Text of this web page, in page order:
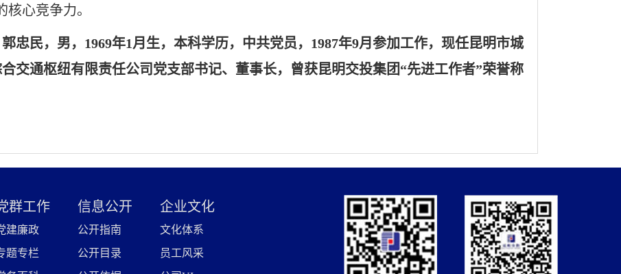
核心竞争力。
郭忠民，男，1969年1月生，本科学历，中共党员，1987年9月参加工作，现任昆明市城
交通枢纽有限责任公司党支部书记、董事长，曾获昆明交投集团“先进工作者”荣誉称
群工作
建廉政
题专栏
信息公开
公开指南
公开目录
企业文化
文化体系
员工风采